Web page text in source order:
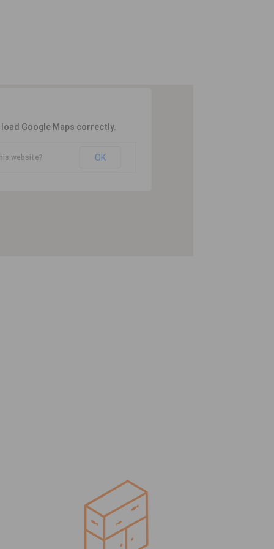
Google Maps correctly.
website? OK